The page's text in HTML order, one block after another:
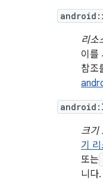
리소
이를
참조
크기
기
또는
니다